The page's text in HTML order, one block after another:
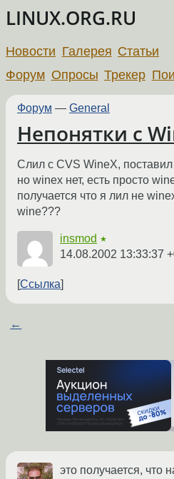
LINUX.ORG.RU
Новости Галерея Статьи
Форум Опросы Трекер
Форум — General
Непонятки с
Слил с CVS WineX, поставил
но winex нет, есть просто
получается что я лил не
wine???
insmod ★
14.08.2002 13:33:37
Ссылка
←
это получается, что